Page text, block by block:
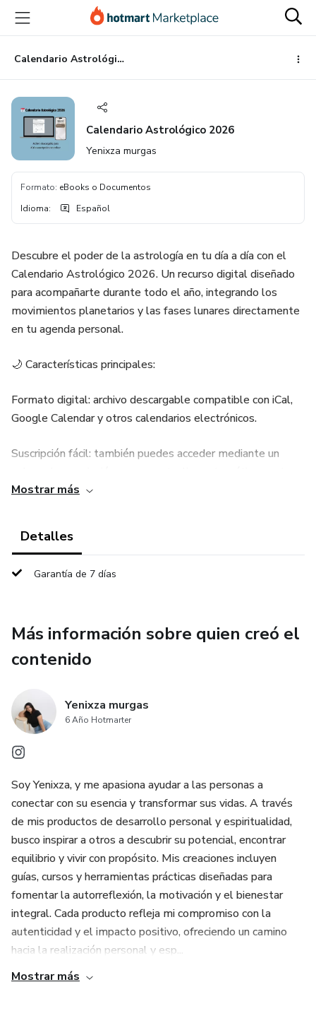
principal
página
de
página
Calendario Astrológico 2026
Calendario Astrológico 2026
Yenixza murgas
Formato: eBooks o Documentos
Idioma: Español
Descubre el poder de la astrología en tu día a día con el
Calendario Astrológico 2026. Un recurso digital diseñado
para acompañarte durante todo el año, integrando los
movimientos planetarios y las fases lunares directamente
en tu agenda personal.
🌙 Características principales:
Formato digital: archivo descargable compatible con iCal,
Google Calendar y otros calendarios electrónicos.
Suscripción fácil: también puedes acceder mediante un
en tu calendario.
eclipses, retrogradaciones y aspectos planetarios clave de
actividades con conciencia cósmica.
Acceso inmediato: descarga al instante y comienza a
🌟 Beneficios:
Mantente al tanto de los momentos más importantes del
año astrológico.
Planifica tus proyectos y decisiones alineándolos con la
energía de los astros.
Disfruta de un calendario que combina utilidad práctica con
sabiduría espiritual.
Mostrar más
Detalles
Garantía de 7 días
Más información sobre quien creó el
contenido
Yenixza murgas
6 Año Hotmarter
Soy Yenixza, y me apasiona ayudar a las personas a
conectar con su esencia y transformar sus vidas. A través
de mis productos de desarrollo personal y espiritualidad,
busco inspirar a otros a descubrir su potencial, encontrar
equilibrio y vivir con propósito. Mis creaciones incluyen
guías, cursos y herramientas prácticas diseñadas para
fomentar la autorreflexión, la motivación y el bienestar
integral. Cada producto refleja mi compromiso con la
autenticidad y el impacto positivo, ofreciendo un camino
hacia la realización personal y esp...
Mostrar más